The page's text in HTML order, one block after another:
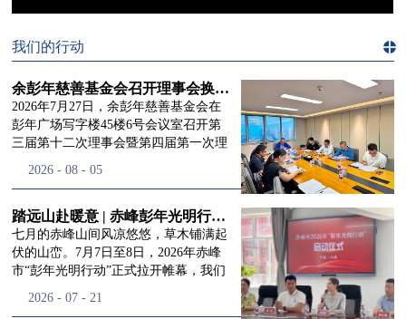
我们的行动
余彭年慈善基金会召开理事会换届会议
2026年7月27日，余彭年慈善基金会在
彭年广场写字楼45楼6号会议室召开第
三届第十二次理事会暨第四届第一次理
徐滨先生；副理事长兼秘书长彭志兵先
生、李玲辉先生、郭启兴先生及梅鑫先
生，现场列席人员:监事孙海跃先生，联
合党支部书记曾层同志。本次会议由理
事长徐滨主持，会议出席人数超过理事
换届会议严格按照基金会章程规定流程
2026 - 08 - 05
踏远山赴暖意 | 赤峰彭年光明行动启程，入户回访接住乡亲眼底的光亮
七月的赤峰山间风凉悠悠，草木铺满起
伏的山峦。7月7日至8日，2026年赤峰
市“彭年光明行动”正式拉开帷幕，我们
土地，赴一场延续了二十一年的光明之
2026 - 07 - 21
们的行
动
道>>